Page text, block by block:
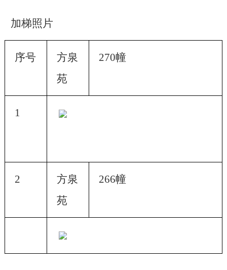
加梯照片
序号
方泉
苑
270幢
1
2
方泉
苑
266幢